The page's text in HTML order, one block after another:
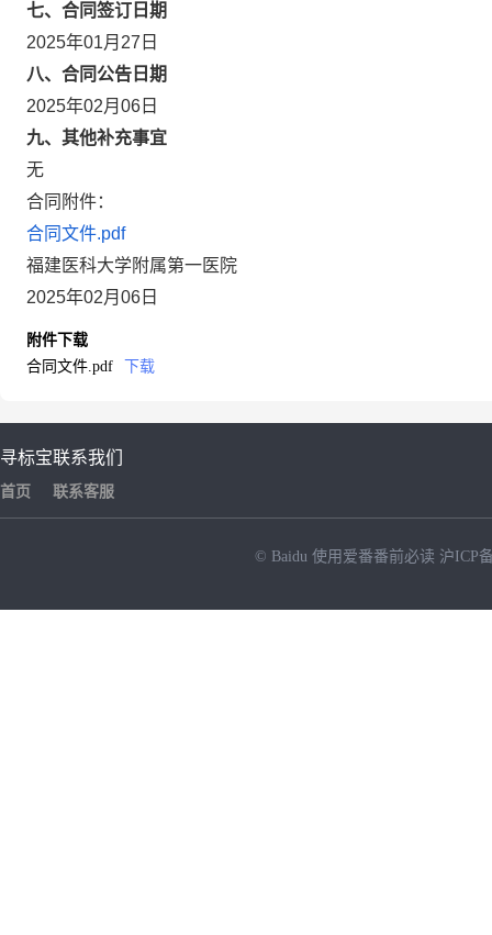
七、合同签订日期
2025年01月27日
八、合同公告日期
2025年02月06日
九、其他补充事宜
无
合同附件：
合同文件.pdf
福建医科大学附属第一医院
2025年02月06日
附件下载
合同文件.pdf
下载
寻标宝
首页
联系我们
联系客服
© Baidu 使用爱番番前必读 沪ICP